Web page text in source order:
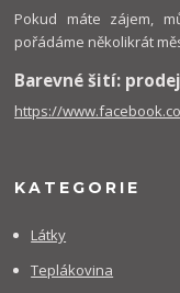
Pokud máte zájem,
pořádáme několikrát
Barevné šití:
https://
KATEGORIE
Látky
Teplákovina